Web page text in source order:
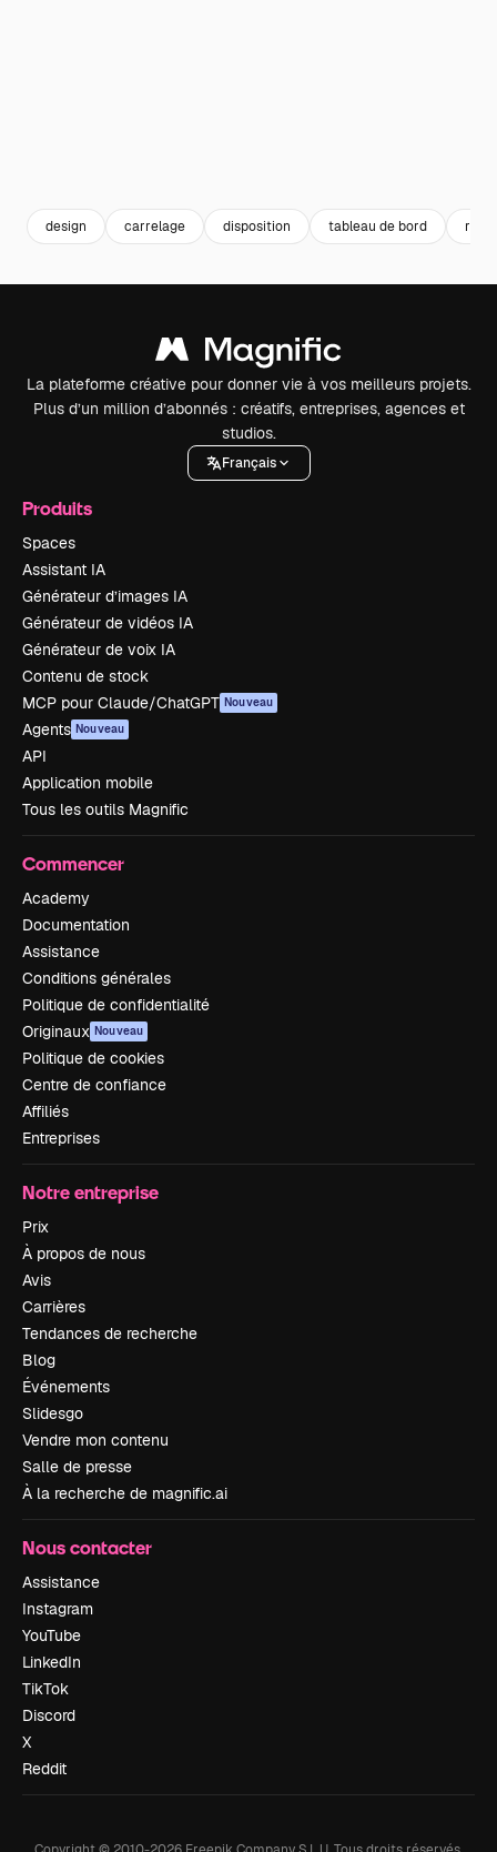
design carrelage disposition tableau de bord
La plateforme créative pour donner vie à vos meilleurs projets.
Plus d’un million d’abonnés : créatifs, entreprises, agences et
studios.
Français
Produits
Spaces
Assistant IA
Générateur d’images IA
Générateur de vidéos IA
Générateur de voix IA
Contenu de stock
MCP pour Claude/ChatGPT Nouveau
Agents Nouveau
API
Application mobile
Tous les outils Magnific
Commencer
Academy
Documentation
Assistance
Conditions générales
Politique de confidentialité
Originaux Nouveau
Politique de cookies
Centre de confiance
Affiliés
Entreprises
Notre entreprise
Prix
À propos de nous
Avis
Carrières
Tendances de recherche
Blog
Événements
Slidesgo
Vendre mon contenu
Salle de presse
À la recherche de magnific.ai
Nous contacter
Assistance
Instagram
YouTube
LinkedIn
TikTok
Discord
X
Reddit